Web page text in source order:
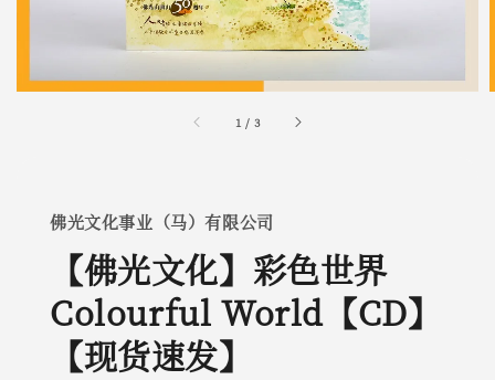
1 / 3
佛光文化事业（马）有限公司
【佛光文化】彩色世界
Colourful World【CD】
【现货速发】